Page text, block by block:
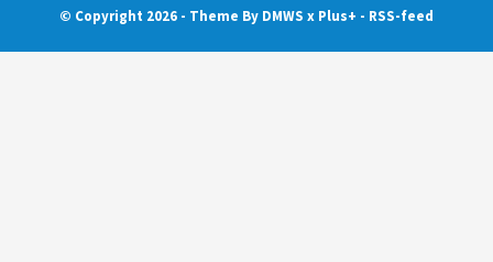
© Copyright 2026 - Theme By DMWS x Plus+ - RSS-feed